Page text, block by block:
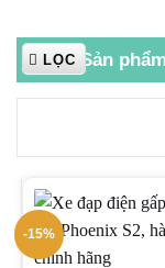
Sản
LỌC
-15%